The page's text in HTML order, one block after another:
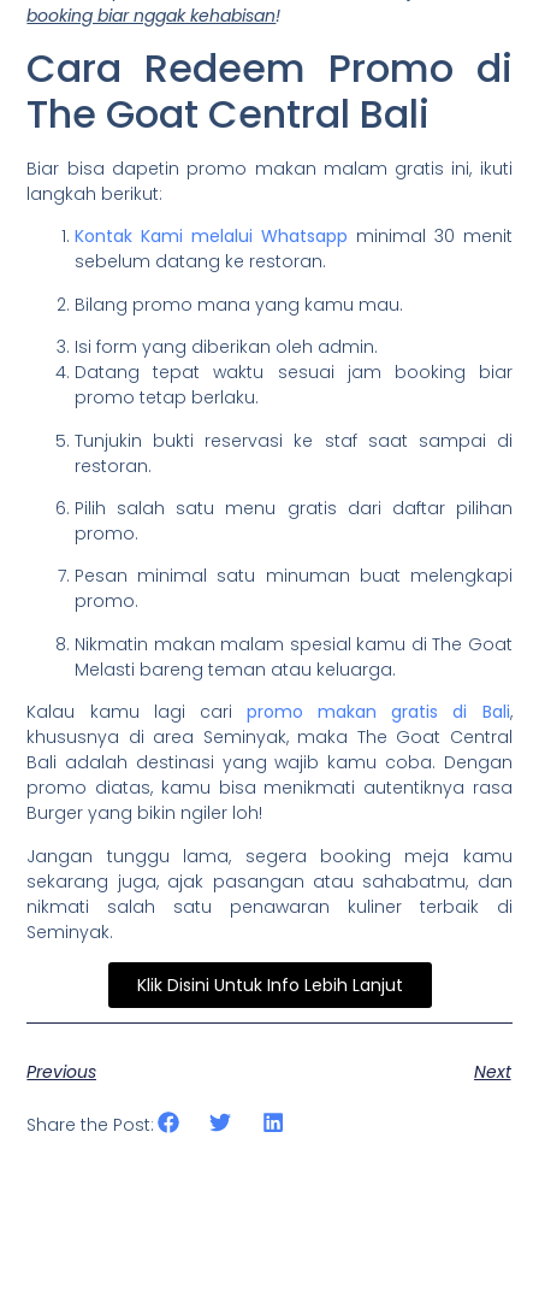
booking biar nggak kehabisan!
Cara Redeem Promo di
The Goat Central Bali
Biar bisa dapetin promo makan malam gratis ini, ikuti
langkah berikut:
Kontak Kami melalui Whatsapp minimal 30 menit
sebelum datang ke restoran.
Bilang promo mana yang kamu mau.
Isi form yang diberikan oleh admin.
Datang tepat waktu sesuai jam booking biar
promo tetap berlaku.
Tunjukin bukti reservasi ke staf saat sampai di
restoran.
Pilih salah satu menu gratis dari daftar pilihan
promo.
Pesan minimal satu minuman buat melengkapi
promo.
Nikmatin makan malam spesial kamu di The Goat
Melasti bareng teman atau keluarga.
Kalau kamu lagi cari promo makan gratis di Bali,
khususnya di area Seminyak, maka The Goat Central
Bali adalah destinasi yang wajib kamu coba. Dengan
promo diatas, kamu bisa menikmati autentiknya rasa
Burger yang bikin ngiler loh!
Jangan tunggu lama, segera booking meja kamu
sekarang juga, ajak pasangan atau sahabatmu, dan
nikmati salah satu penawaran kuliner terbaik di
Seminyak.
Klik Disini Untuk Info Lebih Lanjut
Previous Next
Share the Post: